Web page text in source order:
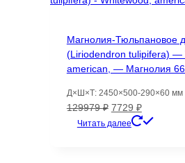
Магнолия-Тюльпановое
(Liriodendron tulipifera) —
american, — Магнолия
Д×Ш×Т: 2450×500-290×60 мм
129979₽ Первоначальная
цена
7729 ₽Текущая
цена:
Читать далее